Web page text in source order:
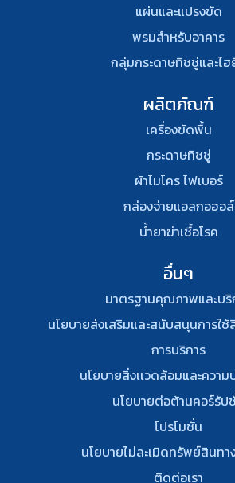
แผ่นและแปรงขัด
พรมสําหรับอาคาร
กลุ่มกระดาษทิชชู่และไ
ผลิตภัณฑ์
เครื่องขัดพื้น
กระดาษทิชชู่
ผ้าไมโคร ไฟเบอร์
กล่องจ่ายแอลกอฮอล์
น้ำยาฆ่าเชื้อโรค
อื่นๆ
มาตรฐานคุณภาพและบริ
นโยบายส่งเสริมและสนับสนุนการใช้
การบริการ
นโยบายสิ่งเเวดล้อมและควา
นโยบายต่อต้านคอร์รัป
โปรโมชั่น
นโยบายไม่ละเมิดทรัพย์สินท
ติดต่อเรา